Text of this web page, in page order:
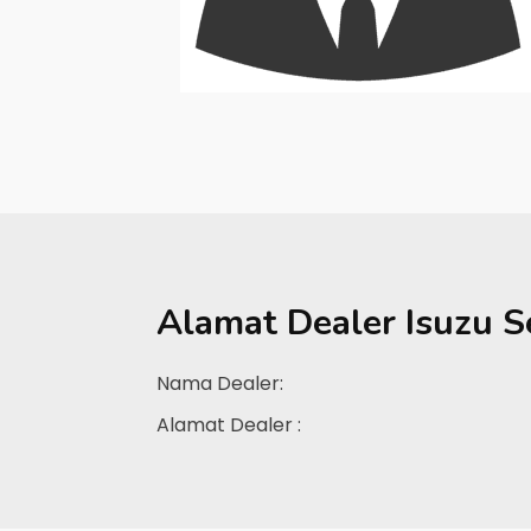
Alamat Dealer Isuzu
Nama Dealer:
Alamat Dealer :